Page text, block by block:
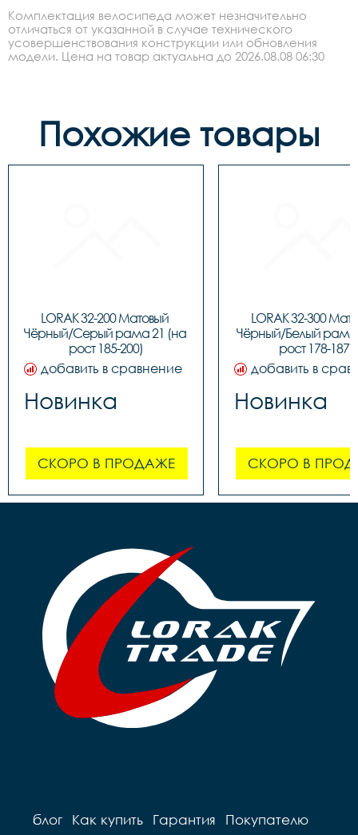
Комплектация велосипеда может незначительно
отличаться от указанной в случае технического
усовершенствования конструкции или обновления
модели. Цена на товар актуальна до 2026.08.08 06:30
Похожие товары
LORAK 32-200 Матовый
Чёрный/Серый рама 21 (на
рост 185-200)
добавить в сравнение
Новинка
СКОРО В ПРОДАЖЕ
LORAK 32-300
Чёрный/Белый рама
рост 178-187)
добавить в
Новинка
СКОРО В
блог Как купить Гарантия
Покупателю